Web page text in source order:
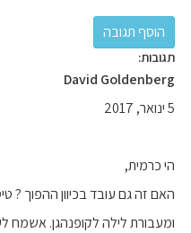
תגובות:
David Goldenberg
5 ינואר, 2017
הי כרמית,
האם זה גם עובד בכיוון ההפוך ?
ומעבורת לילה לקופנהגן. אשמח